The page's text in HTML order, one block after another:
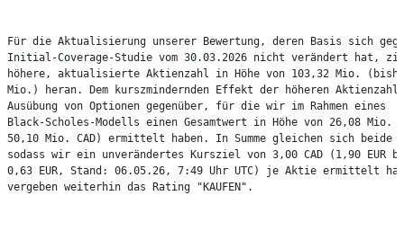
Für die Aktualisierung unserer Bewertung, deren Basis sich
Initial-Coverage-Studie vom 30.03.2026 nicht verändert hat,
höhere, aktualisierte Aktienzahl in Höhe von 103,32 Mio.
Mio.) heran. Dem kurszmindernden Effekt der höheren
Ausübung von Optionen gegenüber, für die wir im Rahmen eines
Black-Scholes-Modells einen Gesamtwert in Höhe von 26,08 Mio.
50,10 Mio. CAD) ermittelt haben. In Summe gleichen sich beide
sodass wir ein unverändertes Kursziel von 3,00 CAD (1,90 EUR
0,63 EUR, Stand: 06.05.26, 7:49 Uhr UTC) je Aktie ermittelt
vergeben weiterhin das Rating "KAUFEN".